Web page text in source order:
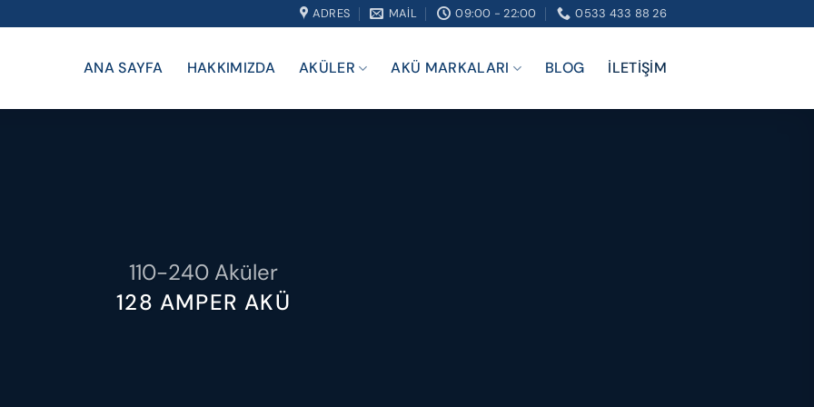
ADRES MAIL 09:00 - 22:00 0533 433 88 26
ANA SAYFA HAKKIMIZDA AKÜLER AKÜ MARKALARI BLOG İLETIŞIM
110-240 Aküler
128 AMPER AKÜ